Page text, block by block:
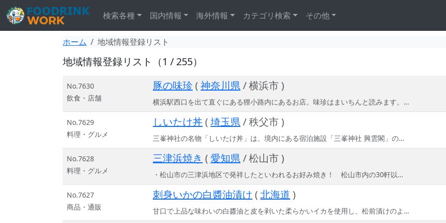
検索各種 国内情報 海外情報 カテゴリ検索 その他
ホーム 地域情報登録リスト
地域情報登録リスト（1 / 255）
No.7630
飲食・店舗
豚の味珍 ( 神奈川県/ 横浜市 )
横浜駅西口を出て直ぐにある狸小路内にあるお店。味珍はまいちんと読みます。…
No.7629
料理・グルメ
しいたけ丼( 埼玉県/ 秩父市 )
三峯神社の名物「しいたけ丼」は、境内にある宿泊施設「三峯神社 興雲閣」の…
No.7628
料理・グルメ
三津浜焼き ( 愛知県/ 松山市 )
・松山市の三津浜地区で発祥したといわれるお好み焼き！ 松山市内の30軒以…
No.7627
商品・通販
刺身いかの白醬油漬け ( 北海道 )
甘口で上品な味わいの白醬油と皮を剥いた柔らかいイカを使用し、松前漬けのよ…